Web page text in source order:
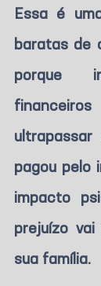
Essa é
baratas de
porque
pagou pelo
impacto
prejuízo
sua família.